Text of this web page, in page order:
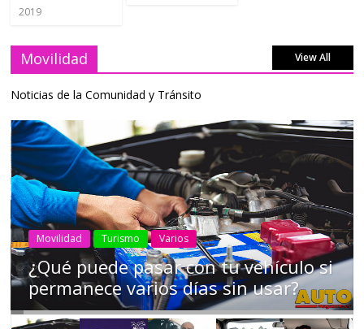
2019
Movilidad View All
Noticias de la Comunidad y Tránsito
AEADE Industria Motociclismo Motos Movilidad
Campaña busca cambiar destino de
los motociclistas en la región